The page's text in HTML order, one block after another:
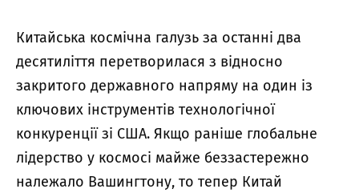
Китайська космічна галузь за останні два
десятиліття перетворилася з відносно
закритого державного напряму на один із
ключових інструментів технологічної
конкуренції зі США. Якщо раніше глобальне
лідерство у космосі майже беззастережно
належало Вашингтону, то тепер Китай